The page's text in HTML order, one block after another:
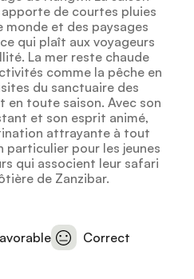
de courtes pluies
monde et des paysages
qui plaît aux voyageurs
La mer reste chaude
comme la pêche en
du sanctuaire des
en toute saison. Avec son
et son esprit animé,
attrayante à tout
particulier pour les jeunes
qui associent leur safari
de Zanzibar.
Correct